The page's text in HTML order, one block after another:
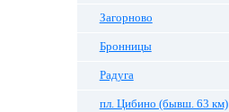
Загорново
Бронницы
Радуга
пл. Цибино (бывш. 63 км)